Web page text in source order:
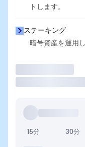
トします。
ステーキング
暗号資産を運用
15分 30分